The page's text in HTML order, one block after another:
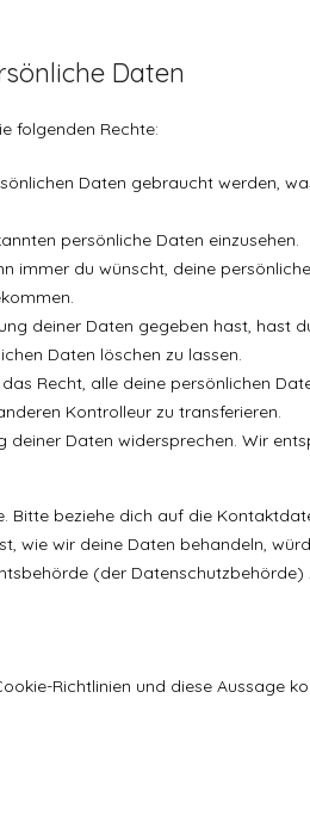
Daten
folgenden Rechte:
Daten gebraucht werden,
persönliche Daten einzusehen.
immer du wünscht, deine
deiner Daten gegeben hast, hast
Daten löschen zu lassen.
Recht, alle deine persönlichen
Kontrolleur zu transferieren.
Daten widersprechen. Wir
Bitte beziehe dich auf die
wie wir deine Daten behandeln,
(der Datenschutzbehörde)
Richtlinien und diese Aussage